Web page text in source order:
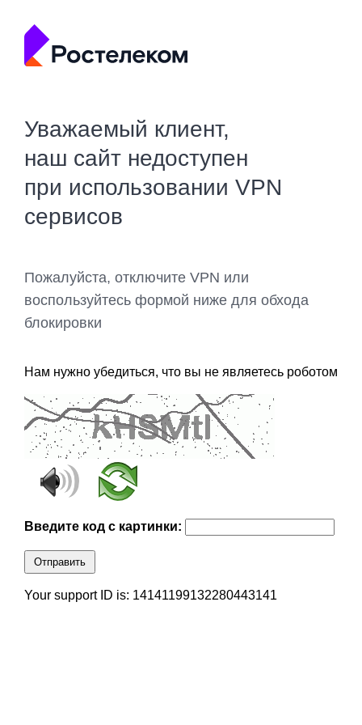
Уважаемый клиент,
наш сайт недоступен
при использовании VPN
сервисов
Пожалуйста, отключите VPN или
воспользуйтесь формой ниже для обхода
блокировки
Нам нужно убедиться, что вы не являетесь роботом
Введите код с картинки:
Отправить
Your support ID is: 14141199132280443141